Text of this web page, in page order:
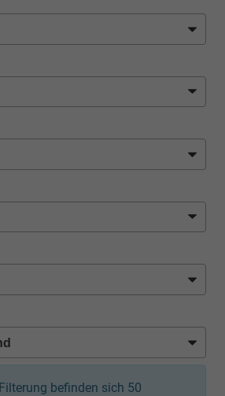
befinden sich 50